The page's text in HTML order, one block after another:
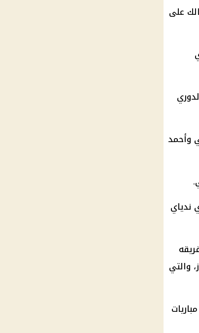
على
وأحمد
ندياي
والتي
ويدخل الزمالك المباراة في المركز الثالث برصيد 27 نقطة، بعدما فاز في 8 مباريات